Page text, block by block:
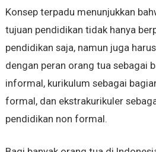
Konsep terpadu menunjukkan
tujuan pendidikan tidak hanya
pendidikan saja, namun juga
dengan peran orang tua sebagai
informal, kurikulum sebagai
formal, dan ekstrakurikuler
pendidikan non formal.